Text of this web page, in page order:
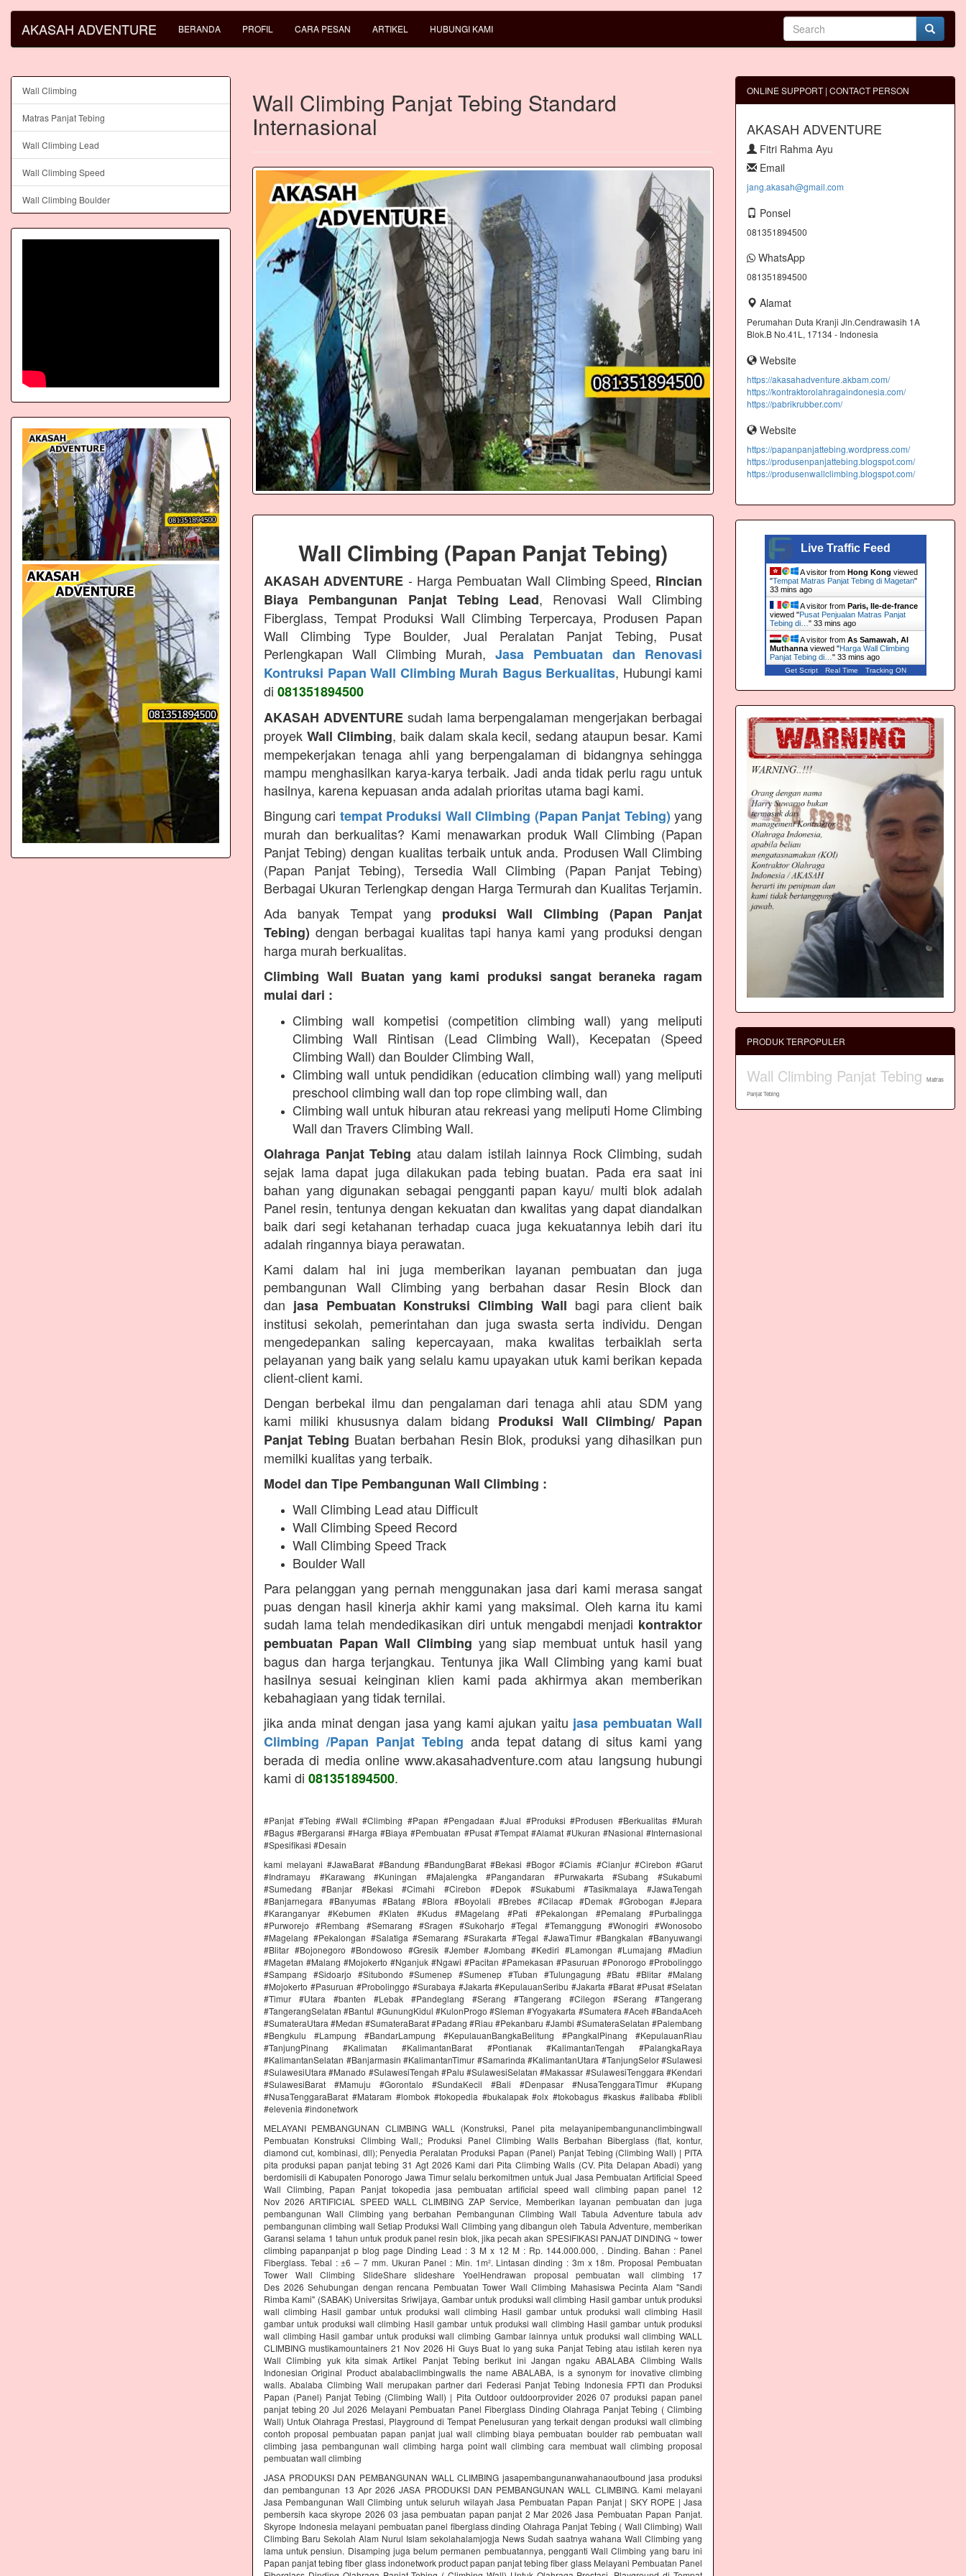
AKASAH ADVENTURE BERANDA PROFIL CARA PESAN ARTIKEL HUBUNGI KAMI
Wall Climbing Panjat Tebing Standard
Internasional
Wall Climbing (Papan Panjat Tebing)
AKASAH ADVENTURE - Harga Pembuatan Wall Climbing Speed, Rincian
Biaya Pembangunan Panjat Tebing Lead, Renovasi Wall Climbing
Fiberglass, Tempat Produksi Wall Climbing Terpercaya, Produsen Papan
Wall Climbing Type Boulder, Jual Peralatan Panjat Tebing, Pusat
Perlengkapan Wall Climbing Murah, Jasa Pembuatan dan Renovasi
Kontruksi Papan Wall Climbing Murah Bagus Berkualitas, Hubungi kami
di 081351894500
AKASAH ADVENTUREsudah lama berpengalaman mengerjakan berbagai
proyek Wall Climbing, baik dalam skala kecil, sedang ataupun besar. Kami
mempekerjakan tenaga ahli yang berpengalaman di bidangnya sehingga
mampu menghasilkan karya-karya terbaik. Jadi anda tidak perlu ragu untuk
hasilnya, karena kepuasan anda adalah prioritas utama bagi kami.
Bingung cari tempat Produksi Wall Climbing (Papan Panjat Tebing) yang
murah dan berkualitas? Kami menawarkan produk Wall Climbing (Papan
Panjat Tebing) dengan kualitas terbaik untuk anda. Produsen Wall Climbing
(Papan Panjat Tebing), Tersedia Wall Climbing (Papan Panjat Tebing)
Berbagai Ukuran Terlengkap dengan Harga Termurah dan Kualitas Terjamin.
Ada banyak Tempat yang produksi Wall Climbing (Papan Panjat
Tebing) dengan berbagai kualitas tapi hanya kami yang produksi dengan
harga murah berkualitas.
Climbing Wall Buatan yang kami produksi sangat beraneka ragam
mulai dari :
Climbing wall kompetisi (competition climbing wall) yang meliputi
Climbing Wall Rintisan (Lead Climbing Wall), Kecepatan (Speed
Climbing Wall) dan Boulder Climbing Wall,
Climbing wall untuk pendidikan (education climbing wall) yang meliputi
preschool climbing wall dan top rope climbing wall, dan
Climbing wall untuk hiburan atau rekreasi yang meliputi Home Climbing
Wall dan Travers Climbing Wall.
Olahraga Panjat Tebing atau dalam istilah lainnya Rock Climbing, sudah
sejak lama dapat juga dilakukan pada tebing buatan. Pada era saat ini
bahan yang digunakan sebagai pengganti papan kayu/ multi blok adalah
Panel resin, tentunya dengan kekuatan dan kwalitas yang dapat diandalkan
baik dari segi ketahanan terhadap cuaca juga kekuatannya lebih dari itu
adalah ringannya biaya perawatan.
Kami dalam hal ini juga memberikan layanan pembuatan dan juga
pembangunan Wall Climbing yang berbahan dasar Resin Block dan
dan jasa Pembuatan Konstruksi Climbing Wall bagi para client baik
institusi sekolah, pemerintahan dan juga swasta serta individu. Dengan
mengedepankan saling kepercayaan, maka kwalitas terbaiklah serta
pelayanan yang baik yang selalu kamu upayakan utuk kami berikan kepada
client-client kami.
Dengan berbekal ilmu dan pengalaman dari tenaga ahli atau SDM yang
kami miliki khususnya dalam bidang Produksi Wall Climbing/ Papan
Panjat Tebing Buatan berbahan Resin Blok, produksi yang dihasilkan pun
memilki kualitas yang terbaik.
Model dan Tipe Pembangunan Wall Climbing :
Wall Climbing Lead atau Difficult
Wall Climbing Speed Record
Wall Climbing Speed Track
Boulder Wall
Para pelanggan yang pernah menggunakan jasa dari kami merasa sangat
puas dengan hasil kinerja akhir kami yang maksimal. Oleh karna itu kami
sudah lama telah mendedikasikan diri untuk mengabdi menjadi kontraktor
pembuatan Papan Wall Climbing yang siap membuat untuk hasil yang
bagus dan harga terjangkau. Tentunya jika Wall Climbing yang kami buat
hasilnya sesuai keinginan klien kami pada akhirmya akan memberikan
kebahagiaan yang tidak ternilai.
jika anda minat dengan jasa yang kami ajukan yaitu jasa pembuatan Wall
Climbing /Papan Panjat Tebing anda tepat datang di situs kami yang
berada di media online www.akasahadventure.com atau langsung hubungi
kami di 081351894500.
#Panjat #Tebing #Wall #Climbing #Papan #Pengadaan #Jual #Produksi #Produsen #Berkualitas #Murah
#Bagus #Bergaransi #Harga #Biaya #Pembuatan #Pusat #Tempat #Alamat #Ukuran #Nasional #Internasional
#Spesifikasi #Desain
kami melayani #JawaBarat #Bandung #BandungBarat #Bekasi #Bogor #Ciamis #Cianjur #Cirebon #Garut
#Indramayu #Karawang #Kuningan #Majalengka #Pangandaran #Purwakarta #Subang #Sukabumi
#Sumedang #Banjar #Bekasi #Cimahi #Cirebon #Depok #Sukabumi #Tasikmalaya #JawaTengah
#Banjarnegara #Banyumas #Batang #Blora #Boyolali #Brebes #Cilacap #Demak #Grobogan #Jepara
#Karanganyar #Kebumen #Klaten #Kudus #Magelang #Pati #Pekalongan #Pemalang #Purbalingga
#Purworejo #Rembang #Semarang #Sragen #Sukoharjo #Tegal #Temanggung #Wonogiri #Wonosobo
#Magelang #Pekalongan #Salatiga #Semarang #Surakarta #Tegal #JawaTimur #Bangkalan #Banyuwangi
#Blitar #Bojonegoro #Bondowoso #Gresik #Jember #Jombang #Kediri #Lamongan #Lumajang #Madiun
#Magetan #Malang #Mojokerto #Nganjuk #Ngawi #Pacitan #Pamekasan #Pasuruan #Ponorogo #Probolinggo
#Sampang #Sidoarjo #Situbondo #Sumenep #Sumenep #Tuban #Tulungagung #Batu #Blitar #Malang
#Mojokerto #Pasuruan #Probolinggo #Surabaya #Jakarta #KepulauanSeribu #Jakarta #Barat #Pusat #Selatan
#Timur #Utara #banten #Lebak #Pandeglang #Serang #Tangerang #Cilegon #Serang #Tangerang
#TangerangSelatan #Bantul #GunungKidul #KulonProgo #Sleman #Yogyakarta #Sumatera #Aceh #BandaAceh
#SumateraUtara #Medan #SumateraBarat #Padang #Riau #Pekanbaru #Jambi #SumateraSelatan #Palembang
#Bengkulu #Lampung #BandarLampung #KepulauanBangkaBelitung #PangkalPinang #KepulauanRiau
#TanjungPinang #Kalimatan #KalimantanBarat #Pontianak #KalimantanTengah #PalangkaRaya
#KalimantanSelatan #Banjarmasin #KalimantanTimur #Samarinda #KalimantanUtara #TanjungSelor #Sulawesi
#SulawesiUtara #Manado #SulawesiTengah #Palu #SulawesiSelatan #Makassar #SulawesiTenggara #Kendari
#SulawesiBarat #Mamuju #Gorontalo #SundaKecil #Bali #Denpasar #NusaTenggaraTimur #Kupang
#NusaTenggaraBarat #Mataram #lombok #tokopedia #bukalapak #olx #tokobagus #kaskus #alibaba #blibli
#elevenia #indonetwork
MELAYANI PEMBANGUNAN CLIMBING WALL (Konstruksi, Panel pita melayanipembangunanclimbingwall
Pembuatan Konstruksi Climbing Wall,; Produksi Panel Climbing Walls Berbahan Biberglass (flat, kontur,
diamond cut, kombinasi, dll); Penyedia Peralatan Produksi Papan (Panel) Panjat Tebing (Climbing Wall) | PITA
pita produksi papan panjat tebing 31 Agt 2026 Kami dari Pita Climbing Walls (CV. Pita Delapan Abadi) yang
berdomisili di Kabupaten Ponorogo Jawa Timur selalu berkomitmen untuk Jual Jasa Pembuatan Artificial Speed
Wall Climbing, Papan Panjat tokopedia jasa pembuatan artificial speed wall climbing papan panel 12
Nov 2026 ARTIFICIAL SPEED WALL CLIMBING ZAP Service, Memberikan layanan pembuatan dan juga
pembangunan Wall Climbing yang berbahan Pembangunan Climbing Wall Tabula Adventure tabula adv
pembangunan climbing wall Setiap Produksi Wall Climbing yang dibangun oleh Tabula Adventure, memberikan
Garansi selama 1 tahun untuk produk panel resin blok, jika pecah akan SPESIFIKASI PANJAT DINDING ~ tower
climbing papanpanjat p blog page Dinding Lead : 3 M x 12 M : Rp. 144.000.000, . Dinding. Bahan : Panel
Fiberglass. Tebal : ±6 – 7 mm. Ukuran Panel : Min. 1m². Lintasan dinding : 3m x 18m. Proposal Pembuatan
Tower Wall Climbing SlideShare slideshare YoelHendrawan proposal pembuatan wall climbing 17
Des 2026 Sehubungan dengan rencana Pembuatan Tower Wall Climbing Mahasiswa Pecinta Alam "Sandi
Rimba Kami" (SABAK) Universitas Sriwijaya, Gambar untuk produksi wall climbing Hasil gambar untuk produksi
wall climbing Hasil gambar untuk produksi wall climbing Hasil gambar untuk produksi wall climbing Hasil
gambar untuk produksi wall climbing Hasil gambar untuk produksi wall climbing Hasil gambar untuk produksi
wall climbing Hasil gambar untuk produksi wall climbing Gambar lainnya untuk produksi wall climbing WALL
CLIMBING mustikamountainers 21 Nov 2026 Hi Guys Buat lo yang suka Panjat Tebing atau istilah keren nya
Wall Climbing yuk kita simak Artikel Panjat Tebing berikut ini Jangan ngaku ABALABA Climbing Walls
Indonesian Original Product abalabaclimbingwalls the name ABALABA, is a synonym for inovative climbing
walls. Abalaba Climbing Wall merupakan partner dari Federasi Panjat Tebing Indonesia FPTI dan Produksi
Papan (Panel) Panjat Tebing (Climbing Wall) | Pita Outdoor outdoorprovider 2026 07 produksi papan panel
panjat tebing 20 Jul 2026 Melayani Pembuatan Panel Fiberglass Dinding Olahraga Panjat Tebing ( Climbing
Wall) Untuk Olahraga Prestasi, Playground di Tempat Penelusuran yang terkait dengan produksi wall climbing
contoh proposal pembuatan papan panjat jual wall climbing biaya pembuatan boulder rab pembuatan wall
climbing jasa pembangunan wall climbing harga point wall climbing cara membuat wall climbing proposal
pembuatan wall climbing
JASA PRODUKSI DAN PEMBANGUNAN WALL CLIMBING jasapembangunanwahanaoutbound jasa produksi
dan pembangunan 13 Apr 2026 JASA PRODUKSI DAN PEMBANGUNAN WALL CLIMBING. Kami melayani
Jasa Pembangunan Wall Climbing untuk seluruh wilayah Jasa Pembuatan Papan Panjat | SKY ROPE | Jasa
pembersih kaca skyrope 2026 03 jasa pembuatan papan panjat 2 Mar 2026 Jasa Pembuatan Papan Panjat.
Skyrope Indonesia melayani pembuatan panel fiberglass dinding Olahraga Panjat Tebing ( Wall Climbing) Wall
Climbing Baru Sekolah Alam Nurul Islam sekolahalamjogja News Sudah saatnya wahana Wall Climbing yang
lama untuk pensiun. Disamping juga belum permanen pembuatannya, pengganti Wall Climbing yang baru ini
Papan panjat tebing fiber glass indonetwork product papan panjat tebing fiber glass Melayani Pembuatan Panel
Wall Climbing
Matras Panjat Tebing
Wall Climbing Lead
Wall Climbing Speed
Wall Climbing Boulder
ONLINE SUPPORT | CONTACT PERSON
AKASAH ADVENTURE
Fitri Rahma Ayu
Email
jang.akasah@gmail.com
Ponsel
081351894500
WhatsApp
081351894500
Alamat
Perumahan Duta Kranji Jln.Cendrawasih 1A
Blok.B No.41L, 17134 - Indonesia
Website
https://akasahadventure.akbam.com/
https://kontraktorolahragaindonesia.com/
https://pabrikrubber.com/
Website
https://papanpanjattebing.wordpress.com/
https://produsenpanjattebing.blogspot.com/
https://produsenwallclimbing.blogspot.com/
Live Traffic Feed
A visitor from Hong Kong viewed
"Tempat Matras Panjat Tebing di Magetan"
33 mins ago
A visitor from Paris, Ile-de-france
viewed "Pusat Penjualan Matras Panjat
Tebing di… " 33 mins ago
A visitor from As Samawah, Al
Muthannaviewed "Harga Wall Climbing
Panjat Tebing di… " 33 mins ago
Get Script Real Time Tracking ON
PRODUK TERPOPULER
Wall Climbing Panjat Tebing
Matras
Panjat Tebing